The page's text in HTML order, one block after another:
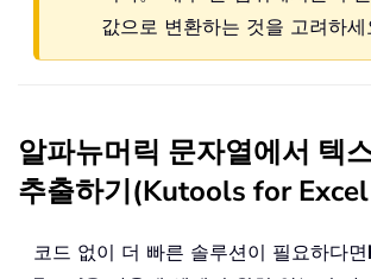
값으로 변환하는 것을 고려하세
알파뉴머릭 문자열에서 텍
추출하기(Kutools for
코드 없이 더 빠른 솔루션이 필요하다면